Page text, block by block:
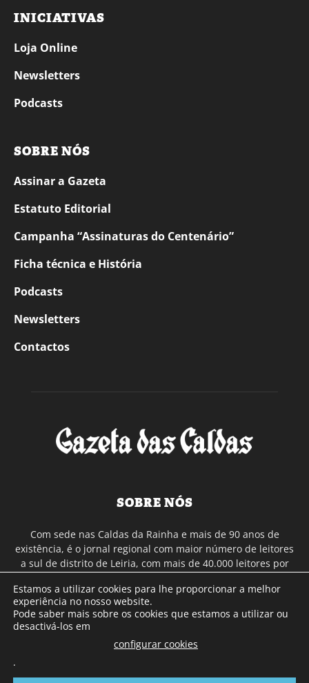
INICIATIVAS
Loja Online
Newsletters
Podcasts
SOBRE NÓS
Assinar a Gazeta
Estatuto Editorial
Campanha “Assinaturas do Centenário”
Ficha técnica e História
Podcasts
Newsletters
Contactos
SOBRE NÓS
Com sede nas Caldas da Rainha e mais de 90 anos de
existência, é o jornal regional com maior número de leitores
a sul de distrito de Leiria, com mais de 40.000 leitores por
Continental e assinatura online.
SIGA-NOS
Estamos a utilizar cookies para lhe proporcionar a melhor
experiência no nosso website.
Pode saber mais sobre os cookies que estamos a utilizar ou
desactivá-los em
configurar cookies
.